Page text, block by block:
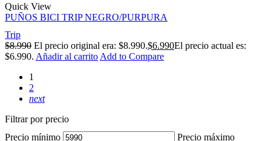
Quick View
PUÑOS BICI TRIP NEGRO/PURPURA
Trip
$8.990 El precio original era: $8.990.$6.990El precio actual es:
$6.990. Añadir al carrito Add to Compare
1
2
next
Filtrar por precio
Precio mínimo
Precio máximo